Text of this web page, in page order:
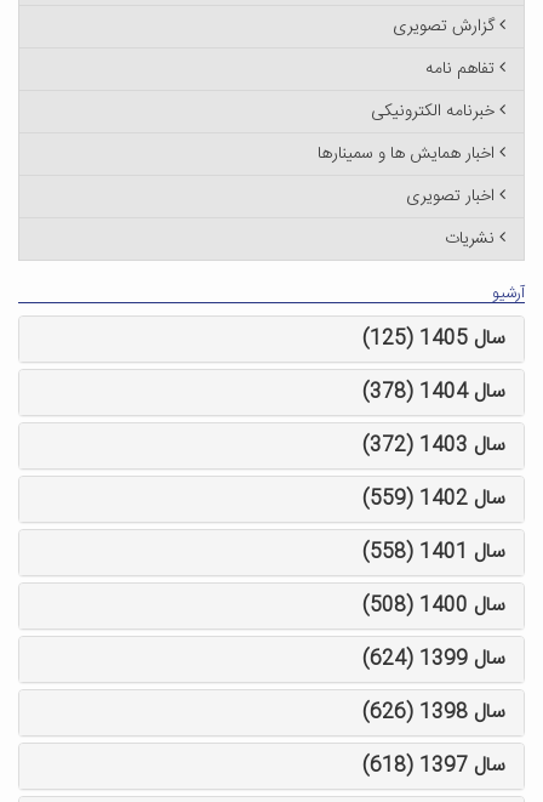
گزارش تصویری
تفاهم نامه
خبرنامه الکترونیکی
اخبار همایش ها و سمینارها
اخبار تصویری
نشریات
آرشیو
سال 1405 (125)
سال 1404 (378)
سال 1403 (372)
سال 1402 (559)
سال 1401 (558)
سال 1400 (508)
سال 1399 (624)
سال 1398 (626)
سال 1397 (618)